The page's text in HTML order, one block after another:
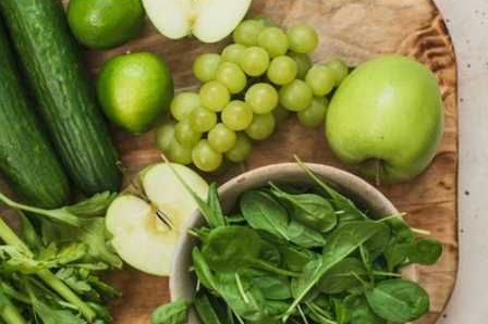
Termini di ricerca popolari
”Protein Powder“
”Overnight Oats“
”Vegan protein“
”Collagen“
”Micellar Casein“
PROTEIN POWDERS Best Seller
Proteina di piselli
Proteine del Siero di Latte da
Peptidi di collagene